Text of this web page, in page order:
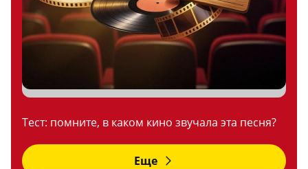
Тест: помните, в каком кино звучала эта песня?
Еще